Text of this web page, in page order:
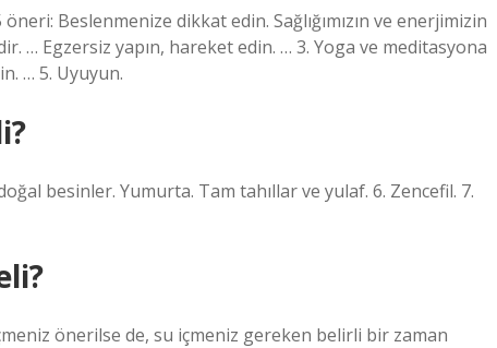
Beslenmenize dikkat edin. Sağlığımızın ve enerjimizin
… Egzersiz yapın, hareket edin. … 3. Yoga ve meditasyona
… 5. Uyuyun.
besinler. Yumurta. Tam tahıllar ve yulaf. 6. Zencefil. 7.
önerilse de, su içmeniz gereken belirli bir zaman